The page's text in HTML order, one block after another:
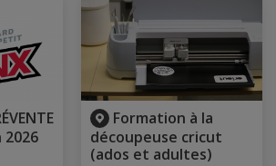
2026
Formation à la
découpeuse cricut
(ados et adultes)